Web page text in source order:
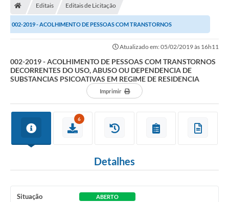
Editais Editais de Licitação
002-2019 - ACOLHIMENTO DE PESSOAS COM TRANSTORNOS
Atualizado em: 05/02/2019 às 16h11
002-2019 - ACOLHIMENTO DE PESSOAS COM TRANSTORNOS
DECORRENTES DO USO, ABUSO OU DEPENDENCIA DE
SUBSTANCIAS PSICOATIVAS EM REGIME DE RESIDENCIA
Imprimir
6
Detalhes
Situação ABERTO